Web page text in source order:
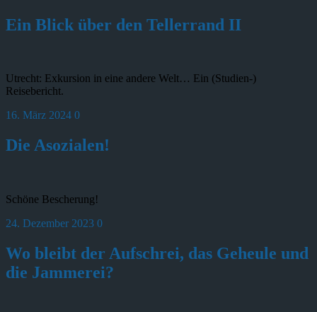
Ein Blick über den Tellerrand II
Utrecht: Exkursion in eine andere Welt… Ein (Studien-)
Reisebericht.
16. März 2024 0
Die Asozialen!
Schöne Bescherung!
24. Dezember 2023 0
Wo bleibt der Aufschrei, das Geheule und
die Jammerei?